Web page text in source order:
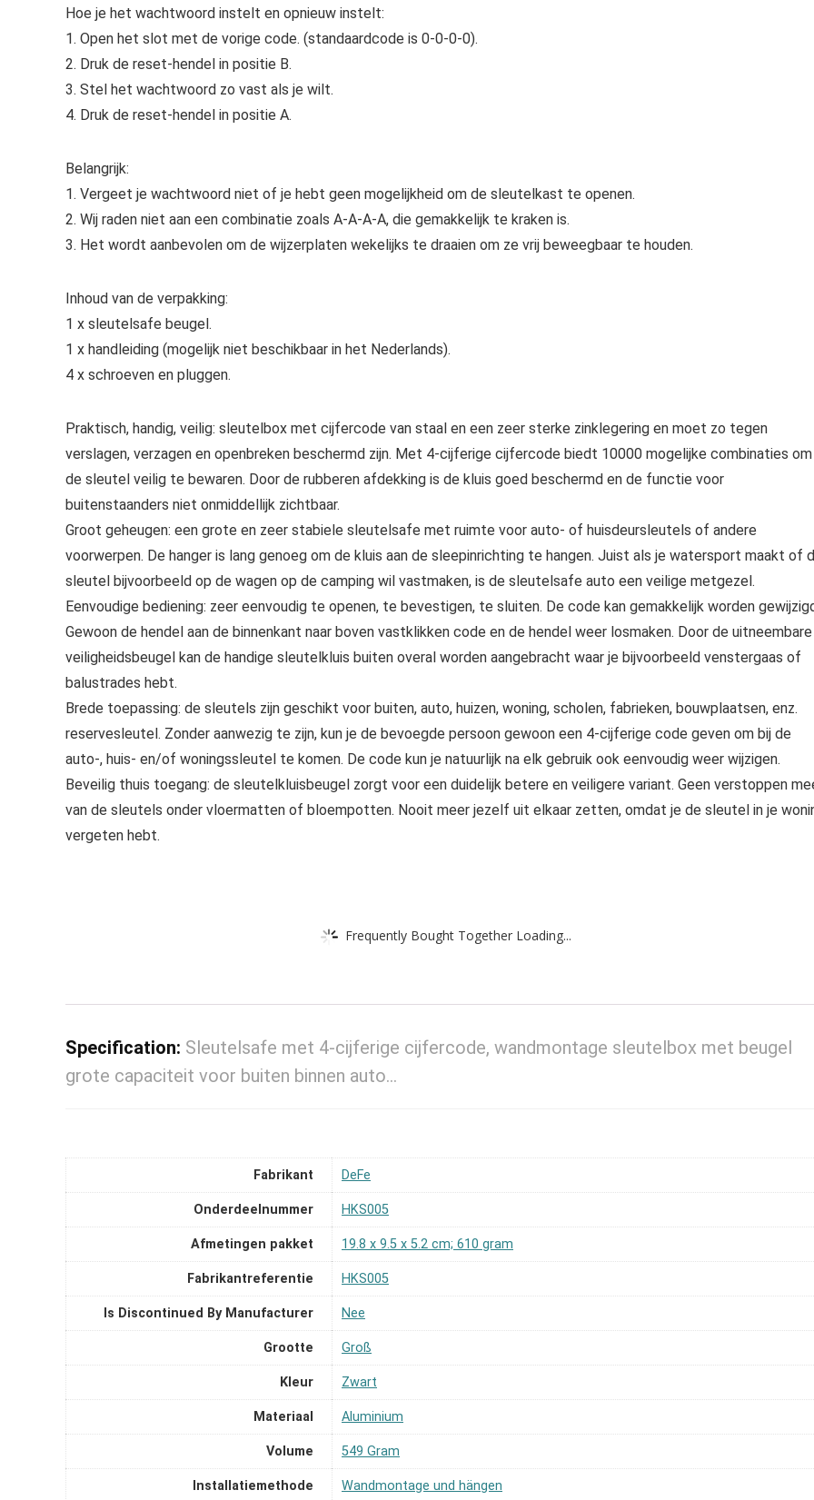
Hoe je het wachtwoord instelt en opnieuw instelt:
1. Open het slot met de vorige code. (standaardcode is 0-0-0-0).
2. Druk de reset-hendel in positie B.
3. Stel het wachtwoord zo vast als je wilt.
4. Druk de reset-hendel in positie A.
Belangrijk:
1. Vergeet je wachtwoord niet of je hebt geen mogelijkheid om de sleutelkast te openen.
2. Wij raden niet aan een combinatie zoals A-A-A-A, die gemakkelijk te kraken is.
3. Het wordt aanbevolen om de wijzerplaten wekelijks te draaien om ze vrij beweegbaar te houden.
Inhoud van de verpakking:
1 x sleutelsafe beugel.
1 x handleiding (mogelijk niet beschikbaar in het Nederlands).
4 x schroeven en pluggen.
Praktisch, handig, veilig: sleutelbox met cijfercode van staal en een zeer sterke zinklegering en moet zo tegen
verslagen, verzagen en openbreken beschermd zijn. Met 4-cijferige cijfercode biedt 10000 mogelijke combinaties om
de sleutel veilig te bewaren. Door de rubberen afdekking is de kluis goed beschermd en de functie voor
buitenstaanders niet onmiddellijk zichtbaar.
Groot geheugen: een grote en zeer stabiele sleutelsafe met ruimte voor auto- of huisdeursleutels of andere
voorwerpen. De hanger is lang genoeg om de kluis aan de sleepinrichting te hangen. Juist als je watersport maakt of
sleutel bijvoorbeeld op de wagen op de camping wil vastmaken, is de sleutelsafe auto een veilige metgezel.
Eenvoudige bediening: zeer eenvoudig te openen, te bevestigen, te sluiten. De code kan gemakkelijk worden
Gewoon de hendel aan de binnenkant naar boven vastklikken code en de hendel weer losmaken. Door de uitneembare
veiligheidsbeugel kan de handige sleutelkluis buiten overal worden aangebracht waar je bijvoorbeeld venstergaas of
balustrades hebt.
Brede toepassing: de sleutels zijn geschikt voor buiten, auto, huizen, woning, scholen, fabrieken, bouwplaatsen, enz.
reservesleutel. Zonder aanwezig te zijn, kun je de bevoegde persoon gewoon een 4-cijferige code geven om bij de
auto-, huis- en/of woningssleutel te komen. De code kun je natuurlijk na elk gebruik ook eenvoudig weer wijzigen.
Beveilig thuis toegang: de sleutelkluisbeugel zorgt voor een duidelijk betere en veiligere variant. Geen verstoppen
van de sleutels onder vloermatten of bloempotten. Nooit meer jezelf uit elkaar zetten, omdat je de sleutel in je
vergeten hebt.
Frequently Bought Together Loading...
Specification: Sleutelsafe met 4-cijferige cijfercode, wandmontage sleutelbox met beugel
grote capaciteit voor buiten binnen auto…
Fabrikant ‎DeFe
Onderdeelnummer ‎HKS005
Afmetingen pakket ‎19.8 x 9.5 x 5.2 cm; 610 gram
Fabrikantreferentie ‎HKS005
Is Discontinued By Manufacturer ‎Nee
Grootte ‎Groß
Kleur ‎Zwart
Materiaal ‎Aluminium
Volume ‎549 Gram
Installatiemethode ‎Wandmontage und hängen